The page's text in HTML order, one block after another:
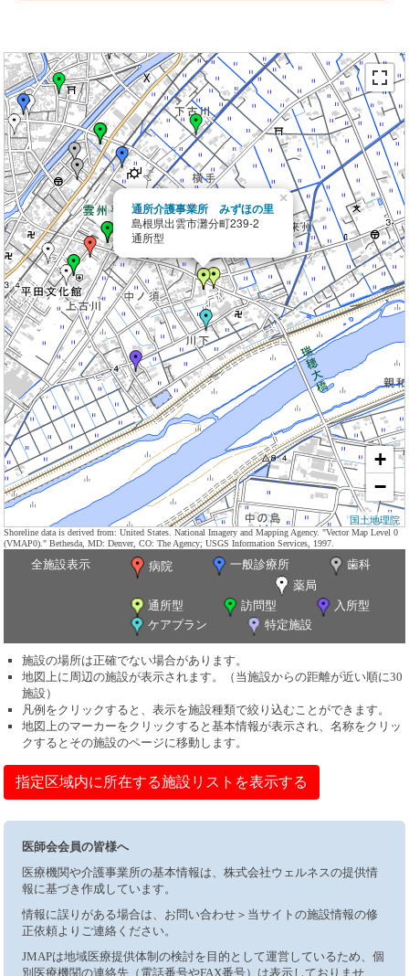
通所介護事業所 みずほの里
島根県出雲市灘分町239-2
通所型
×
+
−
国土地理院
Shoreline data is derived from: United States. National Imagery and Mapping Agency. "Vector Map Level 0
(VMAP0)." Bethesda, MD: Denver, CO: The Agency; USGS Information Services, 1997.
全施設表示 病院 一般診療所
歯科
薬局
通所型
訪問型
入所型
ケアプラン
特定施設
施設の場所は正確でない場合があります。
地図上に周辺の施設が表示されます。（当施設からの距離が近い順に30
施設）
凡例をクリックすると、表示を施設種類で絞り込むことができます。
地図上のマーカーをクリックすると基本情報が表示され、名称をクリッ
クするとその施設のページに移動します。
指定区域内に所在する施設リストを表示する
医師会会員の皆様へ
医療機関や介護事業所の基本情報は、株式会社ウェルネスの提供情
報に基づき作成しています。
情報に誤りがある場合は、お問い合わせ＞当サイトの施設情報の修
正依頼よりご連絡ください。
JMAPは地域医療提供体制の検討を目的として運営しているため、個
別医療機関の連絡先（電話番号やFAX番号）は表示しておりませ